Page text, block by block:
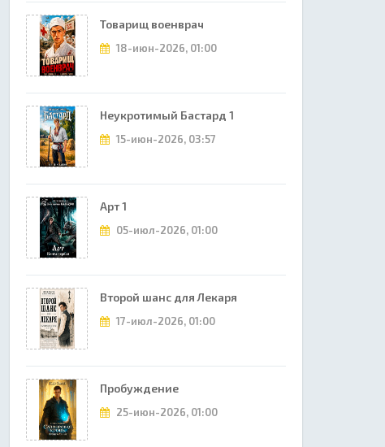
Товарищ военврач
18-июн-2026, 01:00
Неукротимый Бастард 1
15-июн-2026, 03:57
Арт 1
05-июл-2026, 01:00
Второй шанс для Лекаря
17-июл-2026, 01:00
Пробуждение
25-июн-2026, 01:00